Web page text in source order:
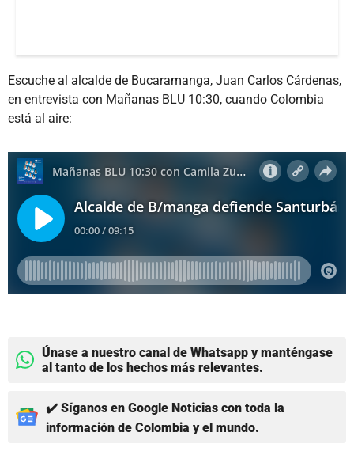
Escuche al alcalde de Bucaramanga, Juan Carlos Cárdenas,
en entrevista con Mañanas BLU 10:30, cuando Colombia
está al aire:
Únase a nuestro canal de Whatsapp y manténgase
al tanto de los hechos más relevantes.
✔️ Síganos en Google Noticias con toda la
información de Colombia y el mundo.